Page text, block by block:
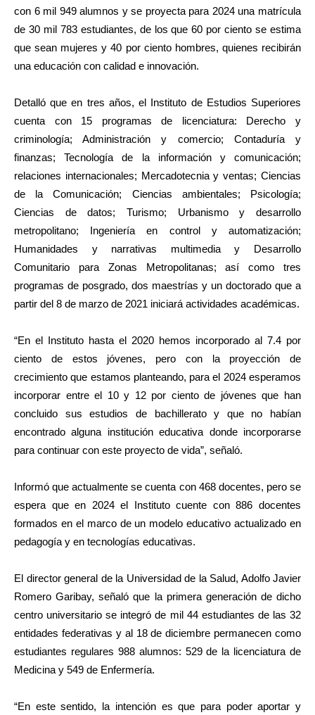
con 6 mil 949 alumnos y se proyecta para 2024 una matrícula
de 30 mil 783 estudiantes, de los que 60 por ciento se estima
que sean mujeres y 40 por ciento hombres, quienes recibirán
una educación con calidad e innovación.
Detalló que en tres años, el Instituto de Estudios Superiores
cuenta con 15 programas de licenciatura: Derecho y
criminología; Administración y comercio; Contaduría y
finanzas; Tecnología de la información y comunicación;
relaciones internacionales; Mercadotecnia y ventas; Ciencias
de la Comunicación; Ciencias ambientales; Psicología;
Ciencias de datos; Turismo; Urbanismo y desarrollo
metropolitano; Ingeniería en control y automatización;
Humanidades y narrativas multimedia y Desarrollo
Comunitario para Zonas Metropolitanas; así como tres
programas de posgrado, dos maestrías y un doctorado que a
partir del 8 de marzo de 2021 iniciará actividades académicas.
“En el Instituto hasta el 2020 hemos incorporado al 7.4 por
ciento de estos jóvenes, pero con la proyección de
crecimiento que estamos planteando, para el 2024 esperamos
incorporar entre el 10 y 12 por ciento de jóvenes que han
concluido sus estudios de bachillerato y que no habían
encontrado alguna institución educativa donde incorporarse
para continuar con este proyecto de vida”, señaló.
Informó que actualmente se cuenta con 468 docentes, pero se
espera que en 2024 el Instituto cuente con 886 docentes
formados en el marco de un modelo educativo actualizado en
pedagogía y en tecnologías educativas.
El director general de la Universidad de la Salud, Adolfo Javier
Romero Garibay, señaló que la primera generación de dicho
centro universitario se integró de mil 44 estudiantes de las 32
entidades federativas y al 18 de diciembre permanecen como
estudiantes regulares 988 alumnos: 529 de la licenciatura de
Medicina y 549 de Enfermería.
“En este sentido, la intención es que para poder aportar y